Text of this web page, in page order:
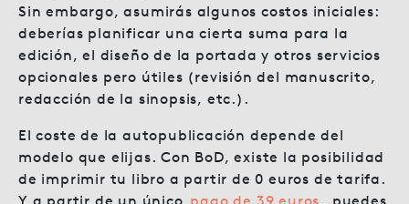
Sin embargo, asumirás algunos costos iniciales:
deberías planificar una cierta suma para la
edición, el diseño de la portada y otros servicios
opcionales pero útiles (revisión del manuscrito,
redacción de la sinopsis, etc.).
El coste de la autopublicación depende del
modelo que elijas. Con BoD, existe la posibilidad
de imprimir tu libro a partir de 0 euros de tarifa.
Y a partir de un único pago de 39 euros , puedes